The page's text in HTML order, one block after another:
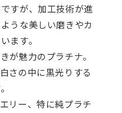
すが、加工技術が進
うな美しい磨きやカ
ます。
が魅力のプラチナ。
さの中に黒光りする
リー、特に純プラチ